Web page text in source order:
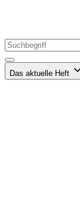
Das aktuelle Heft